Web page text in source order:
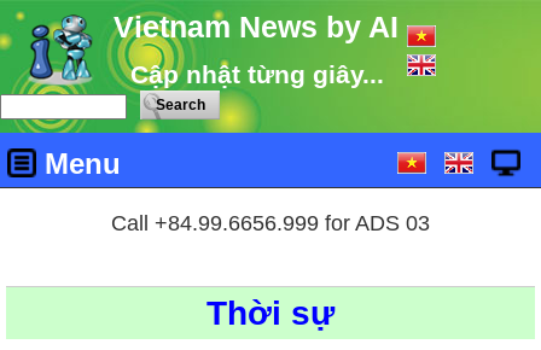
Vietnam News by AI
Cập nhật từng giây...
Menu
Call +84.99.6656.999 for ADS 03
Thời sự